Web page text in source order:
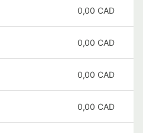
0,00 CAD
0,00 CAD
0,00 CAD
0,00 CAD